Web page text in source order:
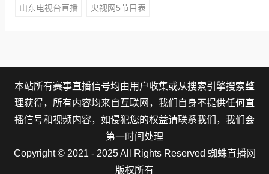
山东电视台直播 央视网5节目表
本站所有赛事直播信号均由用户收集或从搜索引擎搜索整
理获得，所有内容均来自互联网，我们自身不提供任何直
播信号和视频内容，如侵犯您的权益请联系我们，我们会
第一时间处理
Copyright © 2021 - 2025 All Rights Reserved 蜘蛛直播网
版权所有